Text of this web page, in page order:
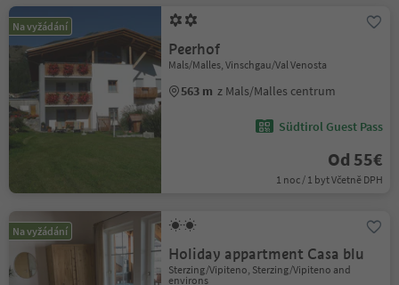
Na vyžádání
Peerhof
Mals/Malles, Vinschgau/Val Venosta
563 m z Mals/Malles centrum
Südtirol Guest Pass
Od 55€
1 noc / 1 byt Včetně DPH
Na vyžádání
Holiday appartment Casa blu
Sterzing/Vipiteno, Sterzing/Vipiteno and
environs